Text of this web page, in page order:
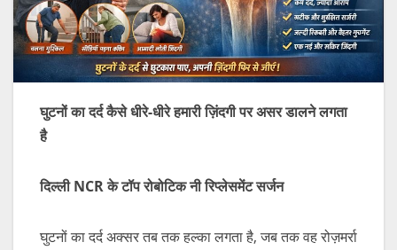
घुटनोंकादर्दकैसेधीरे-धीरेहमारीज़िंदगीपरअसरडालनेलगता
है
दिल्ली NCRकेटॉपरोबोटिकनीरिप्लेसमेंटसर्जन
घुटनों का दर्द अक्सर तब तक हल्का लगता है, जब तक वह रोज़मर्रा